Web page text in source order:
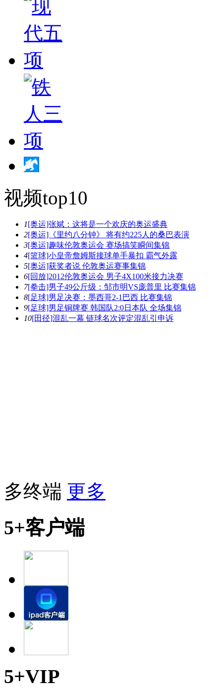
视频top10
1[奥运]张斌：这将是一个欢庆的奥运盛典
2[奥运]《里约八分钟》 将有约225人的桑巴表演
3[奥运]趣味伦敦奥运会 赛场搞笑瞬间集锦
4[篮球]小皇帝詹姆斯接球单手暴扣 霸气外露
5[奥运]获奖者说 伦敦奥运赛事集锦
6[回放]2012伦敦奥运会 男子4X100米接力决赛
7[拳击]男子49公斤级：邹市明VS庞普里 比赛集锦
8[足球]男足决赛：墨西哥2-1巴西 比赛集锦
9[足球]男足铜牌赛 韩国队2:0日本队 全场集锦
10[田径]混乱一幕 链球名次评定混乱引申诉
多终端 更多
5+客户端
5+VIP